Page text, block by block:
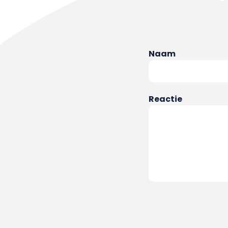
Naam
Reactie